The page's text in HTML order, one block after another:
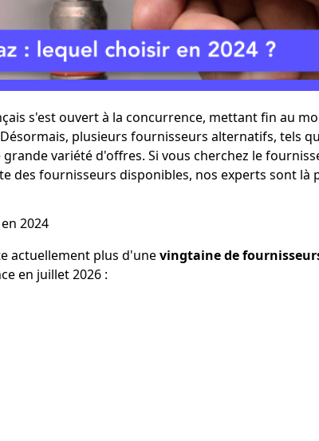
est un fournisseur suédois qui vend de
professionnels depuis 2003, puis aux
depuis 2007. Ses offres d'électricité
et verte sont moins chères que le TRV.
Plus d'info
s'est ouvert à la concurrence, mettant fin au
plusieurs fournisseurs alternatifs, tels
variété d'offres. Si vous cherchez le
des fournisseurs disponibles, nos experts sont là
2024
actuellement plus d'unevingtaine de
en juillet 2026 :